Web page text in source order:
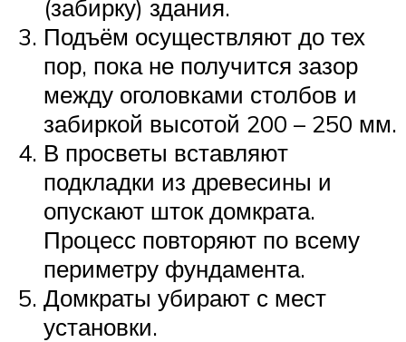
(забирку) здания.
Подъём осуществляют до тех
пор, пока не получится зазор
между оголовками столбов и
забиркой высотой 200 – 250 мм.
В просветы вставляют
подкладки из древесины и
опускают шток домкрата.
Процесс повторяют по всему
периметру фундамента.
Домкраты убирают с мест
установки.